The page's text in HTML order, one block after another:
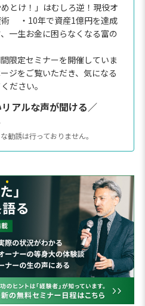
とけ！」はむしろ逆！現役オ
・10年で資産1億円を達成
一生お金に困らなくなる富の
限定セミナーを開催していま
ジをご覧いただき、気になる
ださい。
アルな声が聞ける／
勧誘は行っておりません。